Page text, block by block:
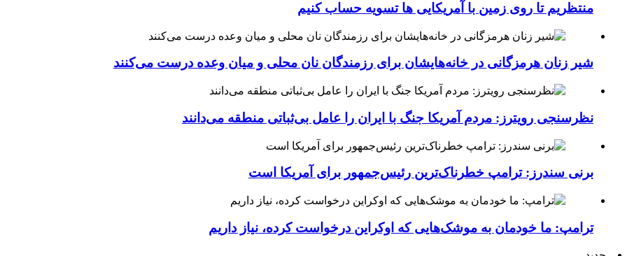
منتظریم تا روی زمین با آمریکایی ها تسویه حساب کنیم
شیر زنان هرمزگانی در خانه‌هایشان برای رزمندگان نان محلی و میان وعده درست می‌کنند
نظرسنجی رویترز: مردم آمریکا جنگ با ایران را عامل بی‌ثباتی منطقه می‌دانند
برنی سندرز: ترامپ خطرناک‌ترین رئیس‌جمهور برای آمریکا است
ترامپ: ما خودمان به موشک‌هایی که اوکراین درخواست کرده، نیاز داریم